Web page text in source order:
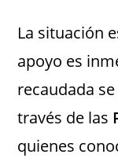
La situación
apoyo es
recaudada
través de las
quienes